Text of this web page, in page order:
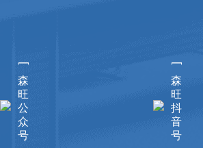
[
森
旺
公
众
号
[
森
旺
抖
音
号